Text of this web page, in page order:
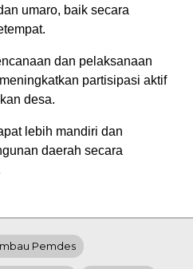
umaro, baik secara
dan pelaksanaan
partisipasi aktif
desa.
lebih mandiri dan
daerah secara
Pemdes